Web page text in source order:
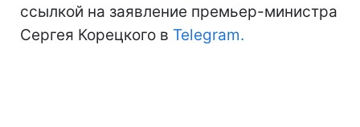
ссылкой на заявление премьер-министра
Сергея Корецкого в Telegram.